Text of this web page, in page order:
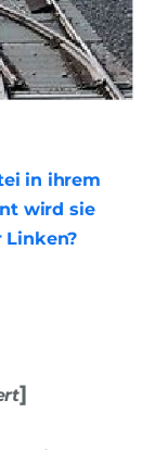
in ihrem
wird sie
Linken?
]